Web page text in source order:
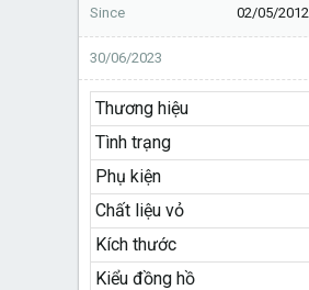
Since 02/05/2012
30/06/2023
Thương hiệu
Tình trạng
Phụ kiện
Chất liệu vỏ
Kích thước
Kiểu đồng hồ